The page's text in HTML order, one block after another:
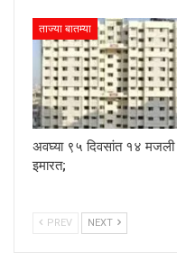
ताज्या बातम्या
अवघ्या ९५ दिवसांत १४ मजली
इमारत;
PREV NEXT